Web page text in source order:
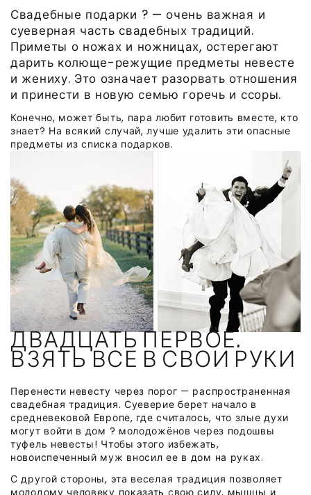
Свадебные подарки ? — очень важная и
суеверная часть свадебных традиций.
Приметы о ножах и ножницах, остерегают
дарить колюще-режущие предметы невесте
и жениху. Это означает разорвать отношения
и принести в новую семью горечь и ссоры.
Конечно, может быть, пара любит готовить вместе, кто
знает? На всякий случай, лучше удалить эти опасные
предметы из списка подарков.
ДВАДЦАТЬ ПЕРВОЕ.
ВЗЯТЬ ВСЕ В СВОИ РУКИ
Перенести невесту через порог — распространенная
свадебная традиция. Суеверие берет начало в
средневековой Европе, где считалось, что злые духи
могут войти в дом ? молодожёнов через подошвы
туфель невесты! Чтобы этого избежать,
новоиспеченный муж вносил ее в дом на руках.
С другой стороны, эта веселая традиция позволяет